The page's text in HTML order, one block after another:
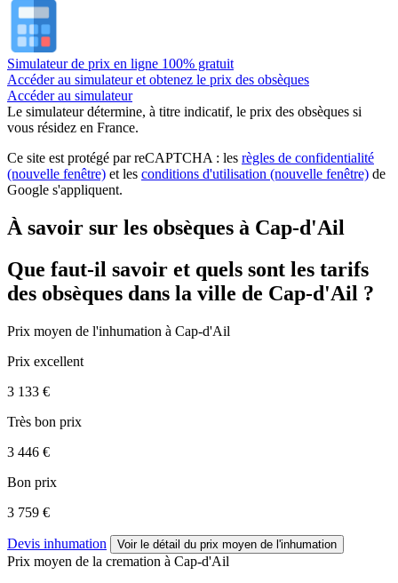
Simulateur de prix en ligne 100% gratuit
Accéder au simulateur et obtenez le prix des obsèques
Accéder au simulateur
Le simulateurdétermine, à titre indicatif, le prix des obsèques si
vous résidez en France.
Ce site est protégé par reCAPTCHA : les règles de confidentialité
(nouvelle fenêtre) et les conditions d'utilisation (nouvelle fenêtre) de
Google s'appliquent.
À savoir sur les obsèques à Cap-d'Ail
Que faut-il savoir et quels sont les tarifs
des obsèques dans la ville de Cap-d'Ail ?
Prix moyen de l'inhumation à Cap-d'Ail
Prix excellent
3 133 €
Très bon prix
3 446 €
Bon prix
3 759 €
Devis inhumation Voir le détail du prix moyen de l'inhumation
Prix moyen de la cremation à Cap-d'Ail